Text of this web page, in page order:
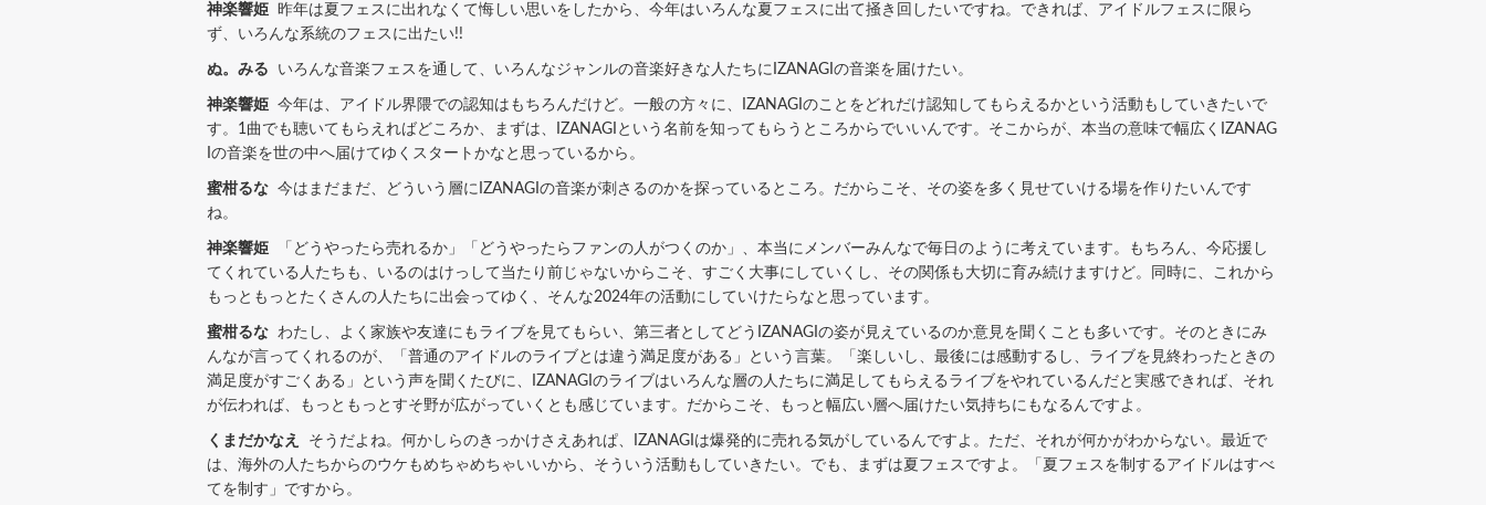
神楽響姫 昨年は夏フェスに出れなくて悔しい思いをしたから、今年はいろんな夏フェスに出て掻き回したいですね。できれば、アイドルフェスに限ら
ず、いろんな系統のフェスに出たい!!
ぬ。みる いろんな音楽フェスを通して、いろんなジャンルの音楽好きな人たちにIZANAGIの音楽を届けたい。
神楽響姫 今年は、アイドル界隈での認知はもちろんだけど。一般の方々に、IZANAGIのことをどれだけ認知してもらえるかという活動もしていきたいで
す。1曲でも聴いてもらえればどころか、まずは、IZANAGIという名前を知ってもらうところからでいいんです。そこからが、本当の意味で幅広くIZANAG
Iの音楽を世の中へ届けてゆくスタートかなと思っているから。
蜜柑るな 今はまだまだ、どういう層にIZANAGIの音楽が刺さるのかを探っているところ。だからこそ、その姿を多く見せていける場を作りたいんです
ね。
神楽響姫 「どうやったら売れるか」「どうやったらファンの人がつくのか」、本当にメンバーみんなで毎日のように考えています。もちろん、今応援し
てくれている人たちも、いるのはけっして当たり前じゃないからこそ、すごく大事にしていくし、その関係も大切に育み続けますけど。同時に、これから
もっともっとたくさんの人たちに出会ってゆく、そんな2024年の活動にしていけたらなと思っています。
蜜柑るな わたし、よく家族や友達にもライブを見てもらい、第三者としてどうIZANAGIの姿が見えているのか意見を聞くことも多いです。そのときにみ
んなが言ってくれるのが、「普通のアイドルのライブとは違う満足度がある」という言葉。「楽しいし、最後には感動するし、ライブを見終わったときの
満足度がすごくある」という声を聞くたびに、IZANAGIのライブはいろんな層の人たちに満足してもらえるライブをやれているんだと実感できれば、それ
が伝われば、もっともっとすそ野が広がっていくとも感じています。だからこそ、もっと幅広い層へ届けたい気持ちにもなるんですよ。
くまだかなえ
そうだよね。何かしらのきっかけさえあれぱ、IZANAGIは爆発的に売れる気がしているんですよ。ただ、それが何かがわからない。最近で
は、海外の人たちからのウケもめちゃめちゃいいから、そういう活動もしていきたい。でも、まずは夏フェスですよ。「夏フェスを制するアイドルはすべ
てを制す」ですから。